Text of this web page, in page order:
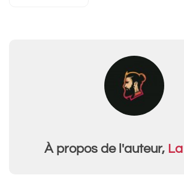
À propos de l'auteur,